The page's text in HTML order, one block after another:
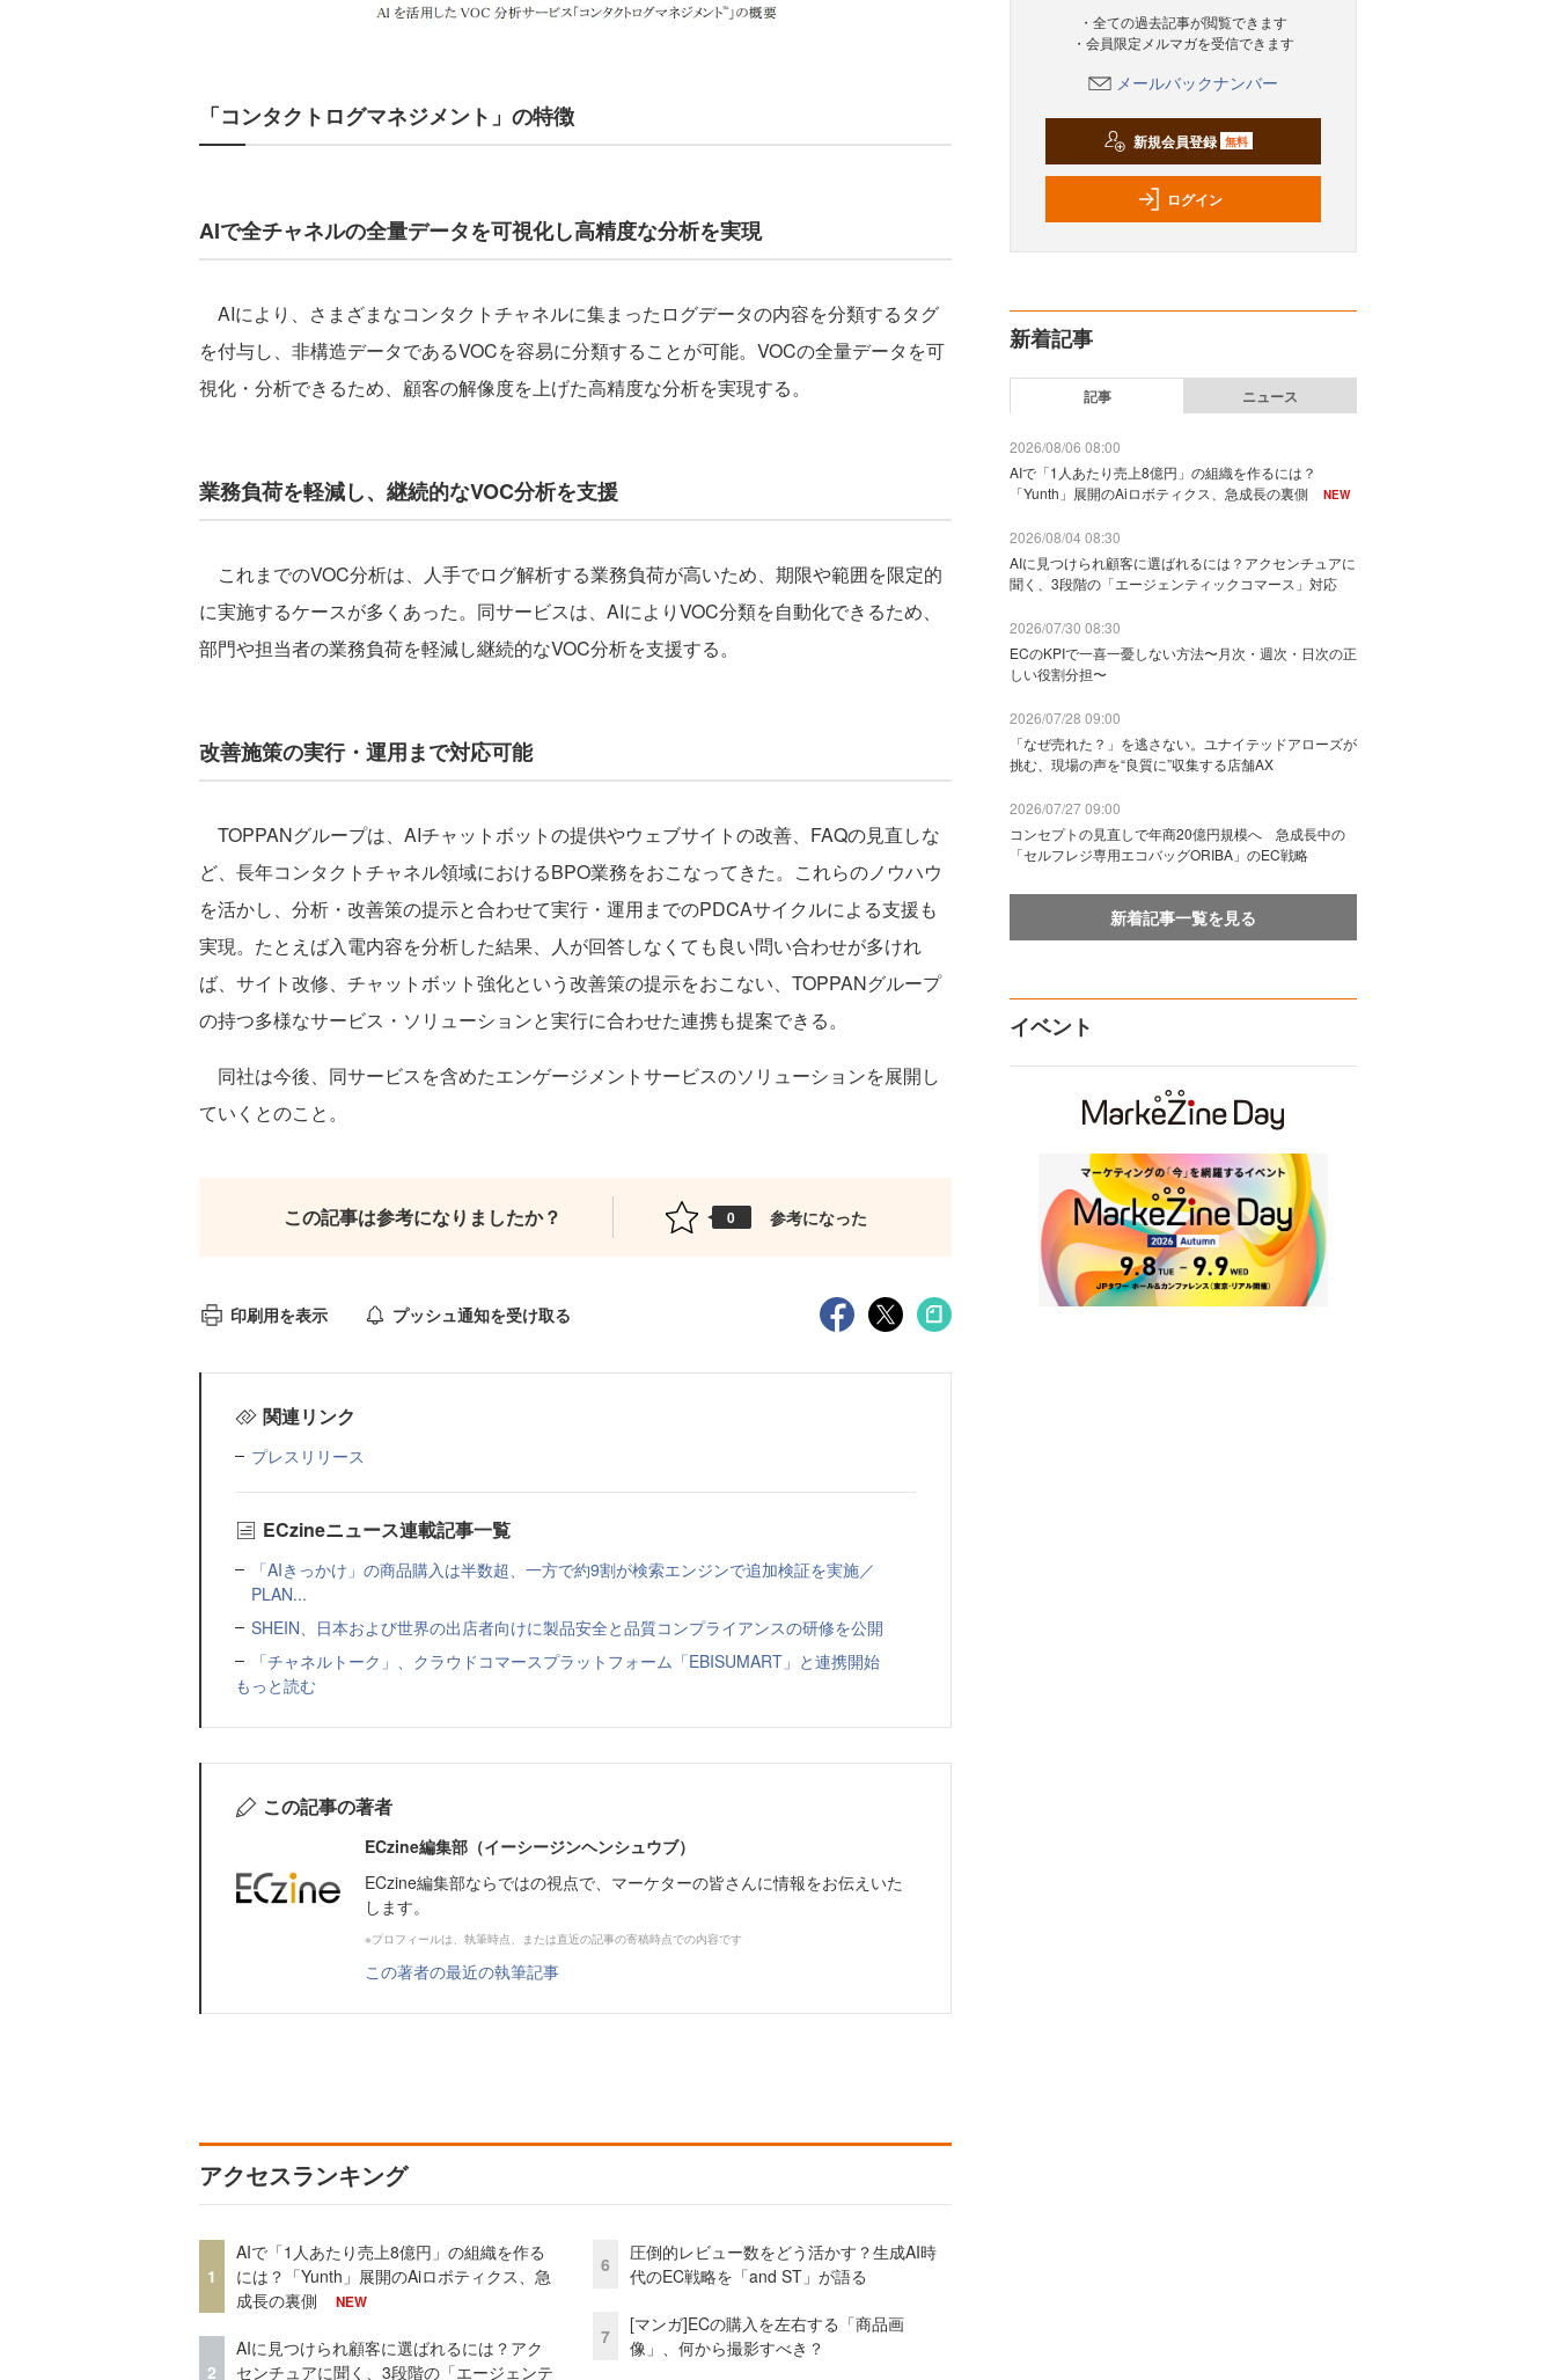
「コンタクトログマネジメント」の特徴
AIで全チャネルの全量データを可視化し高精度な分析を実現
AIにより、さまざまなコンタクトチャネルに集まったログデータの内容を分類するタグ
を付与し、非構造データであるVOCを容易に分類することが可能。VOCの全量データを可
視化・分析できるため、顧客の解像度を上げた高精度な分析を実現する。
業務負荷を軽減し、継続的なVOC分析を支援
これまでのVOC分析は、人手でログ解析する業務負荷が高いため、期限や範囲を限定的
に実施するケースが多くあった。同サービスは、AIによりVOC分類を自動化できるため、
部門や担当者の業務負荷を軽減し継続的なVOC分析を支援する。
改善施策の実行・運用まで対応可能
TOPPANグループは、AIチャットボットの提供やウェブサイトの改善、FAQの見直しな
ど、長年コンタクトチャネル領域におけるBPO業務をおこなってきた。これらのノウハウ
を活かし、分析・改善策の提示と合わせて実行・運用までのPDCAサイクルによる支援も
実現。たとえば入電内容を分析した結果、人が回答しなくても良い問い合わせが多けれ
ば、サイト改修、チャットボット強化という改善策の提示をおこない、TOPPANグループ
の持つ多様なサービス・ソリューションと実行に合わせた連携も提案できる。
同社は今後、同サービスを含めたエンゲージメントサービスのソリューションを展開し
ていくとのこと。
この記事は参考になりましたか？ 0 参考になった
印刷用を表示 プッシュ通知を受け取る
関連リンク
プレスリリース
ECzineニュース連載記事一覧
「AIきっかけ」の商品購入は半数超、一方で約9割が検索エンジンで追加検証を実施／
PLAN...
SHEIN、日本および世界の出店者向けに製品安全と品質コンプライアンスの研修を公開
「チャネルトーク」、クラウドコマースプラットフォーム「EBISUMART」と連携開始
もっと読む
この記事の著者
ECzine編集部（イーシージンヘンシュウブ）
ECzine編集部ならではの視点で、マーケターの皆さんに情報をお伝えいた
します。
※プロフィールは、執筆時点、または直近の記事の寄稿時点での内容です
この著者の最近の執筆記事
アクセスランキング
1
AIで「1人あたり売上8億円」の組織を作る
には？「Yunth」展開のAiロボティクス、急
成長の裏側
NEW
2
AIに見つけられ顧客に選ばれるには？アク
センチュアに聞く、3段階の「エージェンテ
6
圧倒的レビュー数をどう活かす？生成AI時
代のEC戦略を「and ST」が語る
7
[マンガ]ECの購入を左右する「商品画
像」、何から撮影すべき？
・全ての過去記事が閲覧できます
・会員限定メルマガを受信できます
メールバックナンバー
新規会員登録 無料
ログイン
新着記事
記事 ニュース
2026/08/06 08:00
AIで「1人あたり売上8億円」の組織を作るには？
「Yunth」展開のAiロボティクス、急成長の裏側
NEW
2026/08/04 08:30
AIに見つけられ顧客に選ばれるには？アクセンチュアに
聞く、3段階の「エージェンティックコマース」対応
2026/07/30 08:30
ECのKPIで一喜一憂しない方法〜月次・週次・日次の正
しい役割分担〜
2026/07/28 09:00
「なぜ売れた？」を逃さない。ユナイテッドアローズが
挑む、現場の声を“良質に”収集する店舗AX
2026/07/27 09:00
コンセプトの見直しで年商20億円規模へ 急成長中の
「セルフレジ専用エコバッグORIBA」のEC戦略
新着記事一覧を見る
イベント